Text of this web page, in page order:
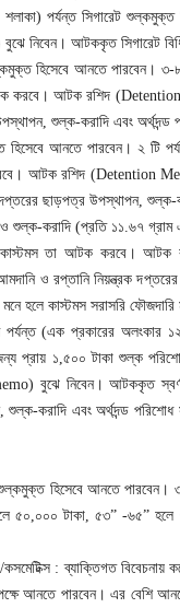
শলাকা) পর্যন্ত সিগারেট
নিবেন। আটককৃত সিগারেট
হিসেবে আনতে পারবেন। ৩-
করবে। আটক রশিদ
শুল্ক-করাদি এবং অর্থদন্ড
আনতে পারবেন। ২ টি
আটক রশিদ (Detention
ছাড়পত্র উপস্থাপন, শুল্ক-
শুল্ক-করাদি (প্রতি ১১.৬৭
তা আটক করবে। আটক
ও রপ্তানি নিয়ন্ত্রক
হলে কাস্টমস সরাসরি ফৌজদারি
পর্যন্ত (এক প্রকারের
প্রায় ১,৫০০ টাকা শুল্ক
বুঝে নিবেন। আটককৃত
করাদি এবং অর্থদন্ড পরিশোধ
হিসেবে আনতে
৫০,০০০ টাকা, ৫৩” -৬৫”
: ব্যাক্তিগত
আনতে পারবেন। এর বেশি